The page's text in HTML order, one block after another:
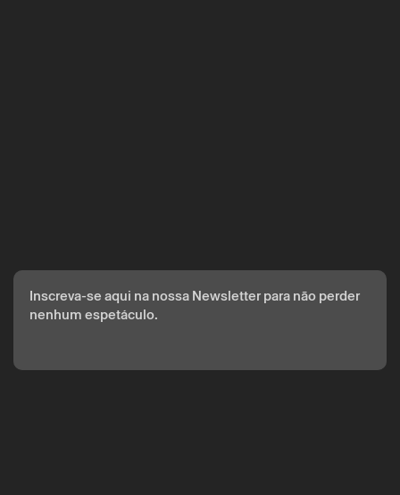
Inscreva-se aqui na nossa Newsletter para não perder
nenhum espetáculo.